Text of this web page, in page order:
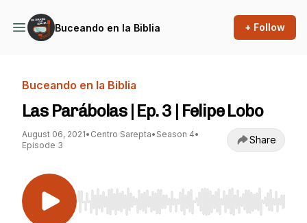
Buceando en la Biblia + Follow
Buceando en la Biblia
Las Parábolas | Ep. 3 | Felipe Lobo
August 06, 2021• Centro Sarepta• Season 4•
Episode 3
Share
Use Left/Right to seek, Home/End to jump to